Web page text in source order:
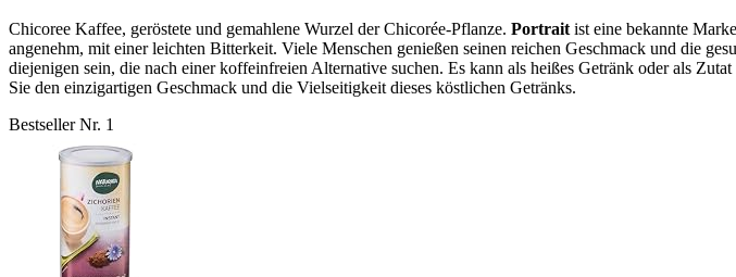
Chicoree Kaffee, geröstete und gemahlene Wurzel der Chicorée-Pflanze. Portrait ist eine bekannte
angenehm, mit einer leichten Bitterkeit. Viele Menschen genießen seinen reichen Geschmack und die
diejenigen sein, die nach einer koffeinfreien Alternative suchen. Es kann als heißes Getränk oder als
Sie den einzigartigen Geschmack und die Vielseitigkeit dieses köstlichen Getränks.
Bestseller Nr. 1